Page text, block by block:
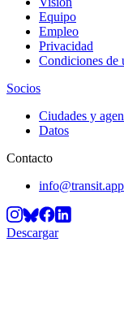
Equipo
Empleo
Privacidad
Condiciones de
Socios
Ciudades y
Datos
Contacto
info@transit.app
Descargar